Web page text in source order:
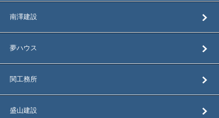
南澤建設
夢ハウス
関工務所
盛山建設